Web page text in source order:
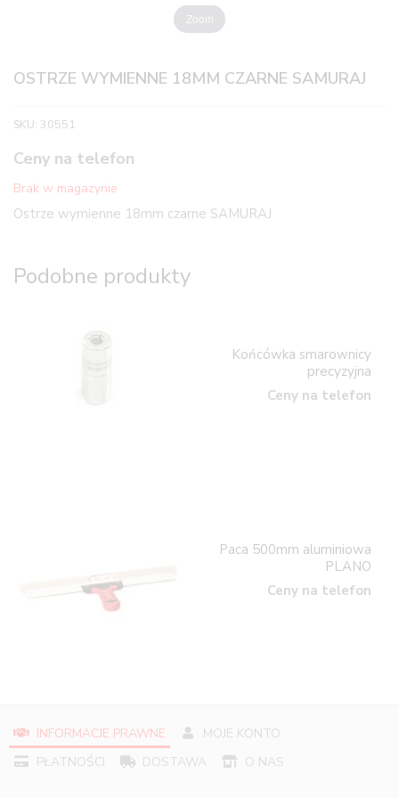
Zoom
OSTRZE WYMIENNE 18MM CZARNE SAMURAJ
SKU: 30551
Ceny na telefon
Brak w magazynie
Ostrze wymienne 18mm czarne SAMURAJ
Podobne produkty
Końcówka smarownicy
precyzyjna
Ceny na telefon
Paca 500mm aluminiowa
PLANO
Ceny na telefon
INFORMACJE PRAWNE
MOJE KONTO
PŁATNOŚCI
DOSTAWA O NAS